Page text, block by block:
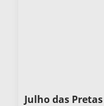
Julho das Pretas